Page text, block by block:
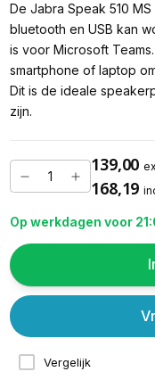
De Jabra Speak 510
bluetooth en USB kan
is voor Microsoft
smartphone of laptop
Dit is de ideale
zijn.
139,00
168,19
Op werkdagen voor
Vergelijk